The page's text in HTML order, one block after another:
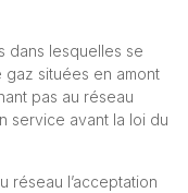
dans lesquelles se
situées en amont
pas au réseau
service avant la loi du
réseau l’acceptation